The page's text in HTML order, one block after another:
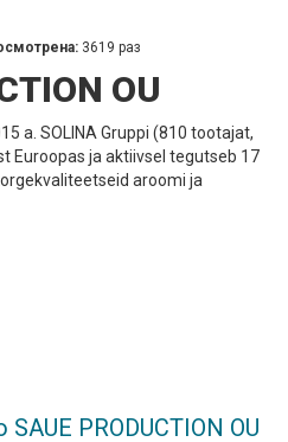
3619 раз
OU
a. SOLINA Gruppi (810 tootajat,
Euroopas ja aktiivsel tegutseb 17
aroomi ja
PRODUCTION OU